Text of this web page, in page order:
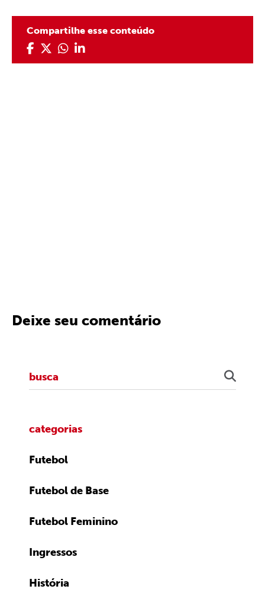
Compartilhe esse conteúdo
Deixe seu comentário
categorias
Futebol
Futebol de Base
Futebol Feminino
Ingressos
História